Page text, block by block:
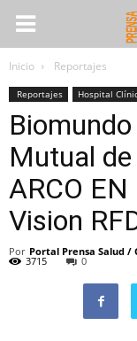
Inicio Reportajes
Reportajes Hospital
Mutual
ARCO
Vision
Por Portal Prensa Salud /
3715 0